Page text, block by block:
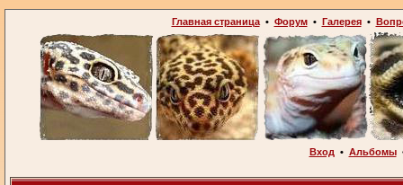
Главная страница• Форум• Галерея•
Вход • Альбомы